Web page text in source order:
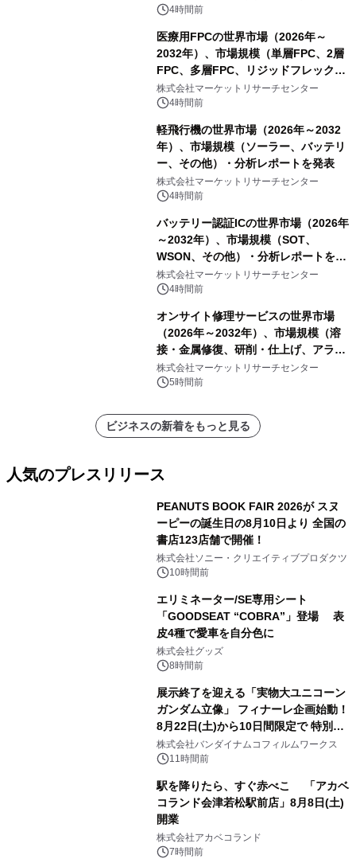
表4時間前
医療用FPCの世界市場（2026年～
2032年）、市場規模（単層FPC、2層
FPC、多層FPC、リジッドフレックス
PCB）・分析レポートを発表
株式会社マーケットリサーチセンター
4時間前
軽飛行機の世界市場（2026年～2032
年）、市場規模（ソーラー、バッテリ
ー、その他）・分析レポートを発表
株式会社マーケットリサーチセンター
4時間前
バッテリー認証ICの世界市場（2026年
～2032年）、市場規模（SOT、
WSON、その他）・分析レポートを発
表
株式会社マーケットリサーチセンター
4時間前
オンサイト修理サービスの世界市場
（2026年～2032年）、市場規模（溶
接・金属修復、研削・仕上げ、アライ
メント、その他）・分析レポートを発
表
株式会社マーケットリサーチセンター
5時間前
ビジネスの新着をもっと見る
人気のプレスリリース
PEANUTS BOOK FAIR 2026が スヌ
ーピーの誕生日の8月10日より 全国の
書店123店舗で開催！
株式会社ソニー・クリエイティブプロダクツ
10時間前
エリミネーター/SE専用シート
「GOODSEAT “COBRA”」登場 表
皮4種で愛車を自分色に
株式会社グッズ
8時間前
展示終了を迎える「実物大ユニコーン
ガンダム立像」 フィナーレ企画始動！
8月22日(土)から10日間限定で 特別映
像『UNICORN GUNDAM Statue ―
BEYOND POSSIBILITY ―』を上映！
株式会社バンダイナムコフィルムワークス
11時間前
駅を降りたら、すぐ赤べこ 「アカベ
コランド会津若松駅前店」8月8日(土)
開業
株式会社アカベコランド
7時間前